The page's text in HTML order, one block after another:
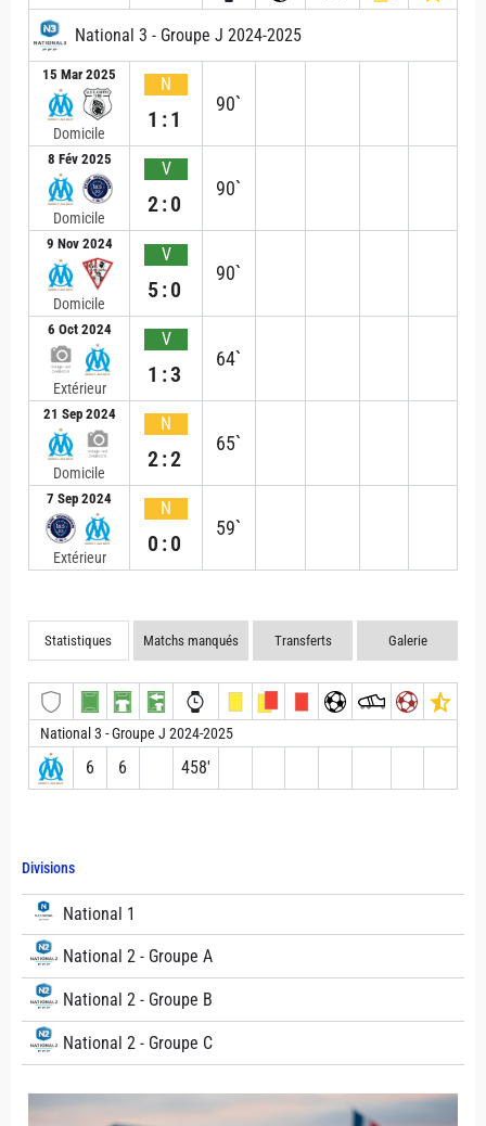
Divisions
National 1
National 2 - Groupe A
National 2 - Groupe B
National 2 - Groupe C
National 3 - Groupe J 2024-2025
15 Mar 2025
Domicile
N
1:1
90`
8 Fév 2025
Domicile
V
2:0
90`
9 Nov 2024
Domicile
V
5:0
90`
6 Oct 2024
Extérieur
V
1:3
64`
21 Sep 2024
Domicile
N
2:2
65`
7 Sep 2024
Extérieur
N
0:0
59`
Statistiques Matchs manqués Transferts Galerie
National 3 - Groupe J 2024-2025
6 6 458′